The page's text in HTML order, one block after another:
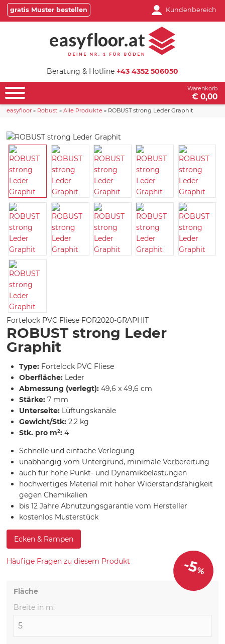
gratis Muster bestellen Kundenbereich
Beratung & Hotline +43 4352 506050
Warenkorb
€ 0,00
easyfloor » Robust »Alle Produkte » ROBUST strong Leder Graphit
Fortelock PVC Fliese FOR2020-GRAPHIT
ROBUST strong Leder
Graphit
Type: Fortelock PVC Fliese
Oberfläche: Leder
Abmessung (verlegt): 49,6 x 49,6 cm
Stärke: 7 mm
Unterseite: Lüftungskanäle
Gewicht/Stk: 2.2 kg
Stk. pro m²: 4
Schnelle und einfache Verlegung
unabhängig vom Untergrund, minimale Vorbereitung
auch für hohe Punkt- und Dynamikbelastungen
hochwertiges Material mit hoher Widerstandsfähigkeit
gegen Chemikalien
bis 12 Jahre Abnutzungsgarantie vom Hersteller
kostenlos Musterstück
Ecken & Rampen
Häufige Fragen zu diesem Produkt
Fläche
Breite in m:
-5%